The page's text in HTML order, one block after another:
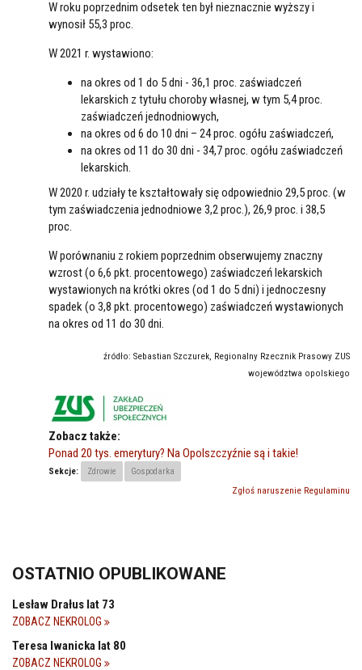
W roku poprzednim odsetek ten był nieznacznie wyższy i
wynosił 55,3 proc.
W 2021 r. wystawiono:
na okres od 1 do 5 dni - 36,1 proc. zaświadczeń
lekarskich z tytułu choroby własnej, w tym 5,4 proc.
zaświadczeń jednodniowych,
na okres od 6 do 10 dni – 24 proc. ogółu zaświadczeń,
na okres od 11 do 30 dni - 34,7 proc. ogółu zaświadczeń
lekarskich.
W 2020 r. udziały te kształtowały się odpowiednio 29,5 proc. (w
tym zaświadczenia jednodniowe 3,2 proc.), 26,9 proc. i 38,5
proc.
W porównaniu z rokiem poprzednim obserwujemy znaczny
wzrost (o 6,6 pkt. procentowego) zaświadczeń lekarskich
wystawionych na krótki okres (od 1 do 5 dni) i jednoczesny
spadek (o 3,8 pkt. procentowego) zaświadczeń wystawionych
na okres od 11 do 30 dni.
źródło: Sebastian Szczurek, Regionalny Rzecznik Prasowy ZUS
województwa opolskiego
Zobacz także:
Ponad 20 tys. emerytury? Na Opolszczyźnie są i takie!
Sekcje: Zdrowie
Gospodarka
Zgłoś naruszenie Regulaminu
OSTATNIO OPUBLIKOWANE
Lesław Drałus lat 73
ZOBACZ NEKROLOG
Teresa Iwanicka lat 80
ZOBACZ NEKROLOG